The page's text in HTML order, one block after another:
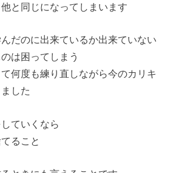
と同じになってしまいます
だのに出来ているか出来ていない
は困ってしまう
何度も練り直しながら今のカリキ
した
ていくなら
ること